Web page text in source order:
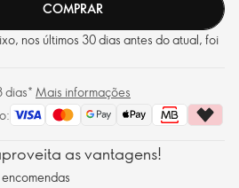
COMPRAR
nos últimos 30 dias antes do atual, foi
dias* Mais informações
as vantagens!